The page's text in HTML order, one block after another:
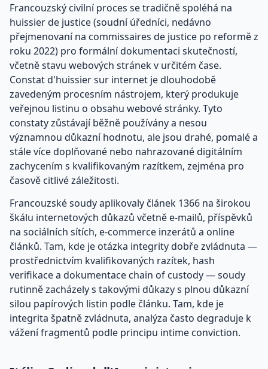
Francouzský civilní proces se tradičně spoléhá na
huissier de justice (soudní úředníci, nedávno
přejmenovaní na commissaires de justice po reformě z
roku 2022) pro formální dokumentaci skutečností,
včetně stavu webových stránek v určitém čase.
Constat d'huissier sur internet je dlouhodobě
zavedeným procesním nástrojem, který produkuje
veřejnou listinu o obsahu webové stránky. Tyto
constaty zůstávají běžně používány a nesou
významnou důkazní hodnotu, ale jsou drahé, pomalé a
stále více doplňované nebo nahrazované digitálním
zachycením s kvalifikovaným razítkem, zejména pro
časově citlivé záležitosti.
Francouzské soudy aplikovaly článek 1366 na širokou
škálu internetových důkazů včetně e-mailů, příspěvků
na sociálních sítích, e-commerce inzerátů a online
článků. Tam, kde je otázka integrity dobře zvládnuta —
prostřednictvím kvalifikovaných razítek, hash
verifikace a dokumentace chain of custody — soudy
rutinně zacházely s takovými důkazy s plnou důkazní
silou papírových listin podle článku. Tam, kde je
integrita špatně zvládnuta, analýza často degraduje k
vážení fragmentů podle principu intime conviction.